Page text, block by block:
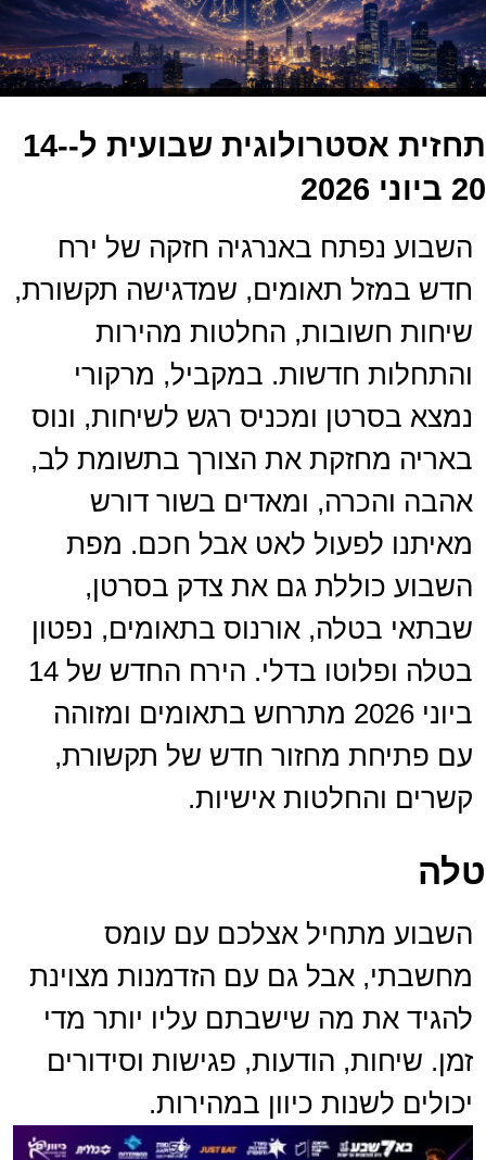
תחזית אסטרולוגית שבועית ל-14-
20 ביוני 2026
השבוע נפתח באנרגיה חזקה של ירח
חדש במזל תאומים, שמדגישה תקשורת,
שיחות חשובות, החלטות מהירות
והתחלות חדשות. במקביל, מרקורי
נמצא בסרטן ומכניס רגש לשיחות, ונוס
באריה מחזקת את הצורך בתשומת לב,
אהבה והכרה, ומאדים בשור דורש
מאיתנו לפעול לאט אבל חכם. מפת
השבוע כוללת גם את צדק בסרטן,
שבתאי בטלה, אורנוס בתאומים, נפטון
בטלה ופלוטו בדלי. הירח החדש של 14
ביוני 2026 מתרחש בתאומים ומזוהה
עם פתיחת מחזור חדש של תקשורת,
קשרים והחלטות אישיות.
טלה
השבוע מתחיל אצלכם עם עומס
מחשבתי, אבל גם עם הזדמנות מצוינת
להגיד את מה שישבתם עליו יותר מדי
זמן. שיחות, הודעות, פגישות וסידורים
יכולים לשנות כיוון במהירות.